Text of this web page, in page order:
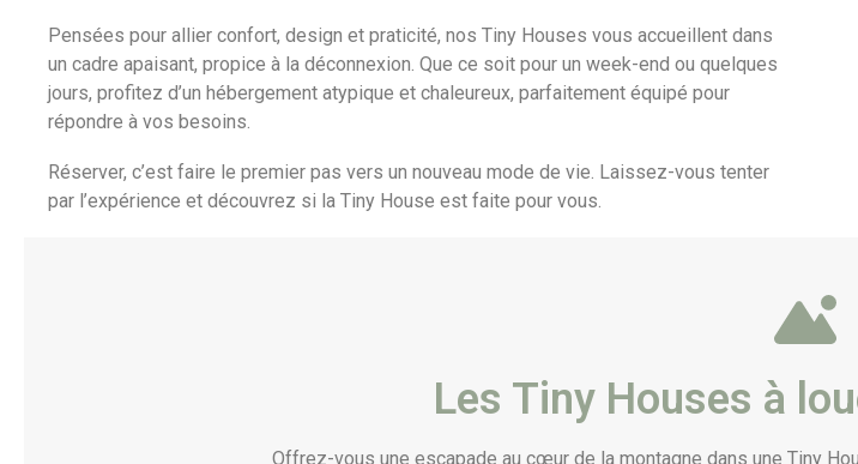
Pensées pour allier confort, design et praticité, nos Tiny Houses vous accueillent dans
un cadre apaisant, propice à la déconnexion. Que ce soit pour un week-end ou quelques
jours, profitez d’un hébergement atypique et chaleureux, parfaitement équipé pour
répondre à vos besoins.
Réserver, c’est faire le premier pas vers un nouveau mode de vie. Laissez-vous tenter
par l’expérience et découvrez si la Tiny House est faite pour vous.
Les Tiny Houses à
Offrez-vous une escapade au cœur de la montagne dans une Tiny